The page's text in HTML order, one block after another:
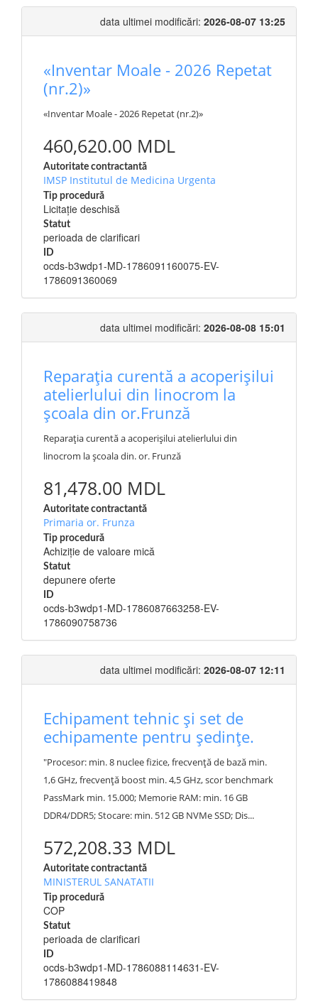
data ultimei modificări: 2026-08-07 13:25
«Inventar Moale - 2026 Repetat
(nr.2)»
«Inventar Moale - 2026 Repetat (nr.2)»
460,620.00 MDL
Autoritate contractantă
IMSP Institutul de Medicina Urgenta
Tip procedură
Licitație deschisă
Statut
perioada de clarificari
ID
ocds-b3wdp1-MD-1786091160075-EV-
1786091360069
data ultimei modificări: 2026-08-08 15:01
Reparația curentă a acoperișilui
atelierlului din linocrom la
școala din or.Frunză
Reparația curentă a acoperișilui atelierlului din
linocrom la școala din. or. Frunză
81,478.00 MDL
Autoritate contractantă
Primaria or. Frunza
Tip procedură
Achiziție de valoare mică
Statut
depunere oferte
ID
ocds-b3wdp1-MD-1786087663258-EV-
1786090758736
data ultimei modificări: 2026-08-07 12:11
Echipament tehnic și set de
echipamente pentru ședințe.
"Procesor: min. 8 nuclee fizice, frecvență de bază min.
1,6 GHz, frecvență boost min. 4,5 GHz, scor benchmark
PassMark min. 15.000; Memorie RAM: min. 16 GB
DDR4/DDR5; Stocare: min. 512 GB NVMe SSD; Dis...
572,208.33 MDL
Autoritate contractantă
MINISTERUL SANATATII
Tip procedură
COP
Statut
perioada de clarificari
ID
ocds-b3wdp1-MD-1786088114631-EV-
1786088419848